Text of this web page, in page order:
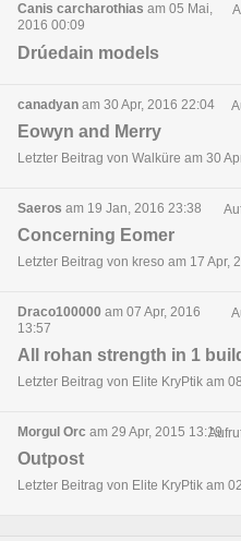
Canis carcharothias am 05 Mai,
2016 00:09
Drúedain models
canadyan am 30 Apr, 2016 22:04
Eowyn and Merry
Letzter Beitrag von Walküre am 30
Saeros am 19 Jan, 2016 23:38
Concerning Eomer
Letzter Beitrag von kreso am 17 Apr,
Draco100000 am 07 Apr, 2016
13:57
All rohan strength in 1
Letzter Beitrag von Elite KryPtik am
Morgul Orc am 29 Apr, 2015 13:19
Outpost
Letzter Beitrag von Elite KryPtik am